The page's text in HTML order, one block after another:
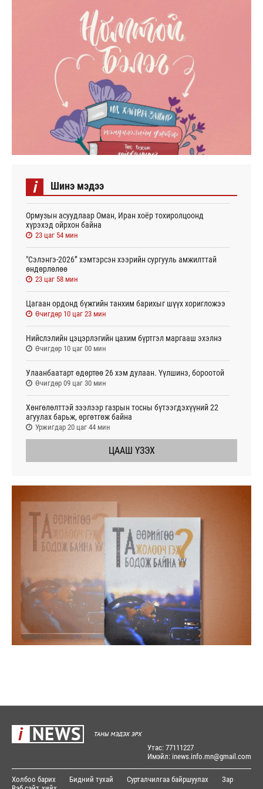
i Шинэ мэдээ
Ормузын асуудлаар Оман, Иран хоёр тохиролцоонд
хүрэхэд ойрхон байна
23 цаг 54 мин
"Сэлэнгэ-2026” хэмтэрсэн хээрийн сургууль амжилттай
өндөрлөлөө
23 цаг 58 мин
Цагаан ордонд бүжгийн танхим барихыг шүүх хоригложээ
Өчигдөр 10 цаг 23 мин
Нийслэлийн цэцэрлэгийн цахим бүртгэл маргааш эхэлнэ
Өчигдөр 10 цаг 00 мин
Улаанбаатарт өдөртөө 26 хэм дулаан. Үүлшинэ, бороотой
Өчигдөр 09 цаг 30 мин
Хөнгөлөлттэй зээлээр газрын тосны бүтээгдэхүүний 22
агуулах барьж, өргөтгөж байна
Уржигдар 20 цаг 44 мин
ЦААШ ҮЗЭХ
Утас: 77111227
Имэйл: inews.info.mn@gmail.com
Холбоо барих Бидний тухай Сурталчилгаа байршуулах
Зар